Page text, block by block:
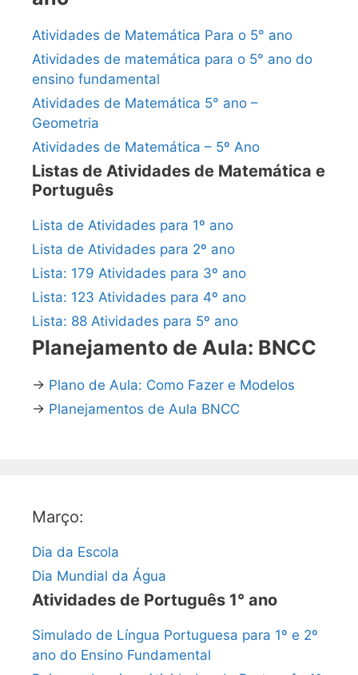
Atividades de Matemática Para o 5° ano
Atividades de matemática para o 5° ano do
ensino fundamental
Atividades de Matemática 5° ano –
Geometria
Atividades de Matemática – 5º Ano
Listas de Atividades de Matemática e
Português
Lista de Atividades para 1º ano
Lista de Atividades para 2º ano
Lista: 179 Atividades para 3º ano
Lista: 123 Atividades para 4º ano
Lista: 88 Atividades para 5º ano
Planejamento de Aula: BNCC
→ Plano de Aula: Como Fazer e Modelos
→ Planejamentos de Aula BNCC
Março:
Dia da Escola
Dia Mundial da Água
Atividades de Português 1° ano
Simulado de Língua Portuguesa para 1º e 2º
ano do Ensino Fundamental